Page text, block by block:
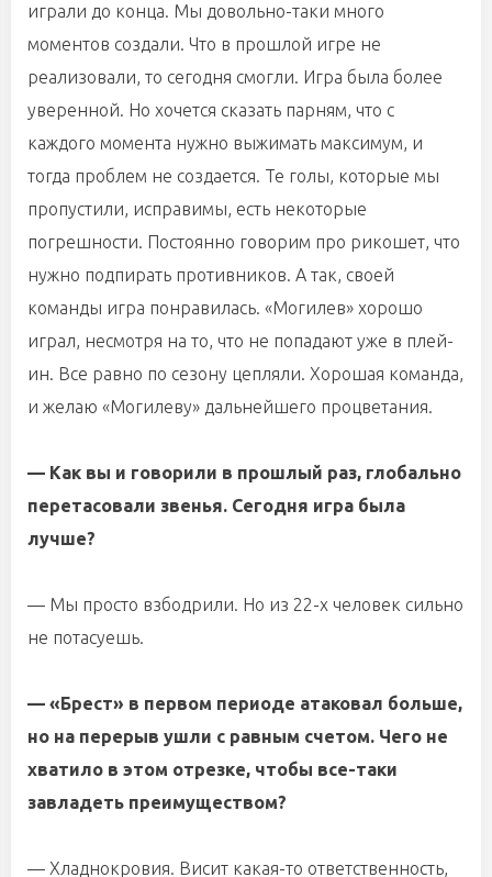
играли до конца. Мы довольно-таки много
моментов создали. Что в прошлой игре не
реализовали, то сегодня смогли. Игра была более
уверенной. Но хочется сказать парням, что с
каждого момента нужно выжимать максимум, и
тогда проблем не создается. Те голы, которые мы
пропустили, исправимы, есть некоторые
погрешности. Постоянно говорим про рикошет, что
нужно подпирать противников. А так, своей
команды игра понравилась. «Могилев» хорошо
играл, несмотря на то, что не попадают уже в плей-
ин. Все равно по сезону цепляли. Хорошая команда,
и желаю «Могилеву» дальнейшего процветания.
— Как вы и говорили в прошлый раз, глобально
перетасовали звенья. Сегодня игра была
лучше?
— Мы просто взбодрили. Но из 22-х человек сильно
не потасуешь.
— «Брест» в первом периоде атаковал больше,
но на перерыв ушли с равным счетом. Чего не
хватило в этом отрезке, чтобы все-таки
завладеть преимуществом?
— Хладнокровия. Висит какая-то ответственность,